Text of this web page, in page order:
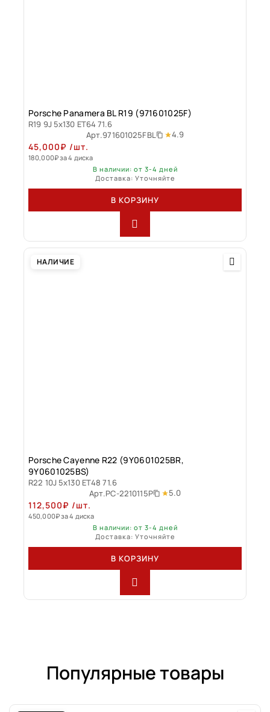
Porsche Panamera BL R19 (971601025F)
R19 9J 5x130 ET64 71.6
Арт.971601025FBL 4.9
45,000₽ /шт.
180,000₽за 4 диска
В наличии: от 3-4 дней
Доставка: Уточняйте
В КОРЗИНУ
НАЛИЧИЕ
Porsche Cayenne R22 (9Y0601025BR,
9Y0601025BS)
R22 10J 5x130 ET48 71.6
Арт.PC-2210115P 5.0
112,500₽ /шт.
450,000₽за 4 диска
В наличии: от 3-4 дней
Доставка: Уточняйте
В КОРЗИНУ
Популярные товары